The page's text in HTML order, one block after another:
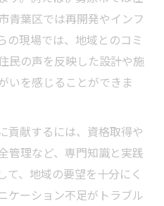
青葉区では再開発やインフ
の現場では、地域とのコミ
民の声を反映した設計や施
いを感じることができま
貢献するには、資格取得や
管理など、専門知識と実践
て、地域の要望を十分にく
ケーション不足がトラブル